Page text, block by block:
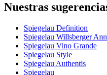
2 hermosas copas
Ideales para vinos con
Aptas para lavavajillas
Número de producto
General
Fabricante Spiegelau
Dimensiones (AnxAlxP cm)
Nuestras
Spiegelau Definition
Spiegelau Willsberger
Spiegelau Vino Grande
Spiegelau Style
Spiegelau Authentis
Spiegelau